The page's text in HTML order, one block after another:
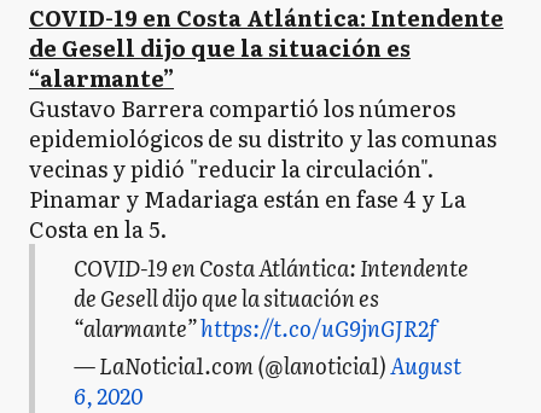
COVID-19 en Costa Atlántica: Intendente
de Gesell dijo que la situación es
“alarmante”
Gustavo Barrera compartió los números
epidemiológicos de su distrito y las comunas
vecinas y pidió "reducir la circulación".
Pinamar y Madariaga están en fase 4 y La
Costa en la 5.
COVID-19 en Costa Atlántica: Intendente
de Gesell dijo que la situación es
“alarmante”https://t.co/uG9jnGJR2f
— LaNoticia1.com (@lanoticia1)August
6, 2020